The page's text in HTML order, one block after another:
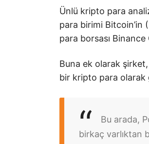
Ünlü kripto para
para birimi Bitcoin’in
para borsası
Buna ek olarak şirket,
bir kripto para olarak
Bu arada,
birkaç varlıktan